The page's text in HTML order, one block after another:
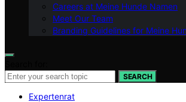
Careers at Meine Hunde Namen
Meet Our Team
Branding Guidelines for Meine
SEARCH
Expertenrat